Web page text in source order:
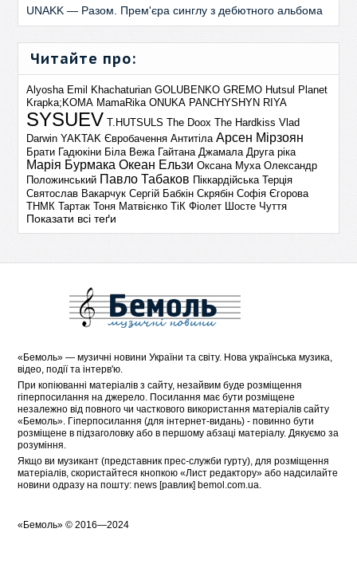
UNAKK — Разом. Прем'єра синглу з дебютного альбома
Читайте про:
Alyosha Emil Khachaturian GOLUBENKO GREMO Hutsul Planet
Krapka;KOMA MamaRika ONUKA PANCHYSHYN RIYA
SYSUEV T.HUTSULS The Doox The Hardkiss Vlad
Darwin YAKTAK Євробачення Антитіла Арсен Мірзоян
Брати Гадюкіни Біла Вежа Гайтана Джамала Друга ріка
Марія Бурмака Океан Ельзи Оксана Муха Олександр
Положинський Павло Табаков Піккардійська Терція
Святослав Вакарчук Сергій Бабкін Скрябін Софія Єгорова
ТНМК Тартак Тоня Матвієнко ТіК Фіолет Шосте Чуття
Показати всі теґи
« Бемоль» — музичні новини України та світу. Нова українська музика,
відео, події та інтерв'ю.
При копіюванні матеріалів з сайту, незайвим буде розміщення
гіперпосилання на джерело. Посилання має бути розміщене
незалежно від повного чи часткового використання матеріалів сайту
«Бемоль». Гіперпосилання (для інтернет-видань) - повинно бути
розміщене в підзаголовку або в першому абзаці матеріалу. Дякуємо за
розуміння.
Якщо ви музикант (представник прес-служби гурту), для розміщення
матеріалів, скористайтеся кнопкою «Лист редактору» або надсилайте
новини одразу на пошту: news [равлик] bemol.com.ua.
« Бемоль» © 2016—2024